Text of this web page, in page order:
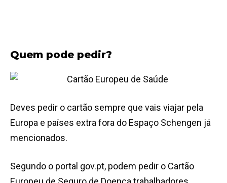
Quem pode pedir?
Deves pedir o cartão sempre que vais viajar pela
Europa e países extra fora do Espaço Schengen já
mencionados.
Segundo o portal gov.pt, podem pedir o Cartão